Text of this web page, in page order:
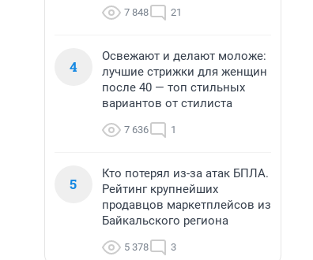
7 848 21
4
Освежают и делают моложе:
лучшие стрижки для женщин
после 40 — топ стильных
вариантов от стилиста
7 636 1
5
Кто потерял из-за атак БПЛА.
Рейтинг крупнейших
продавцов маркетплейсов из
Байкальского региона
5 378 3